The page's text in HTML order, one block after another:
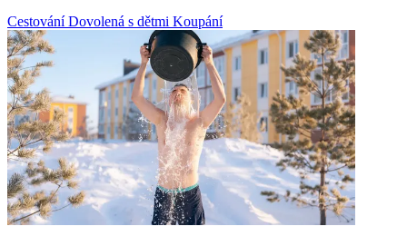
CestováníDovolená s dětmi Koupání